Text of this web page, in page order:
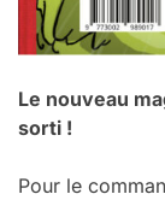
Le nouveau
sorti !
Pour le